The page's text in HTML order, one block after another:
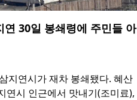
연 30일 봉쇄령에 주민들 아
지연시가 재차 봉쇄됐다. 혜산
연시 인근에서 맛내기(조미료),